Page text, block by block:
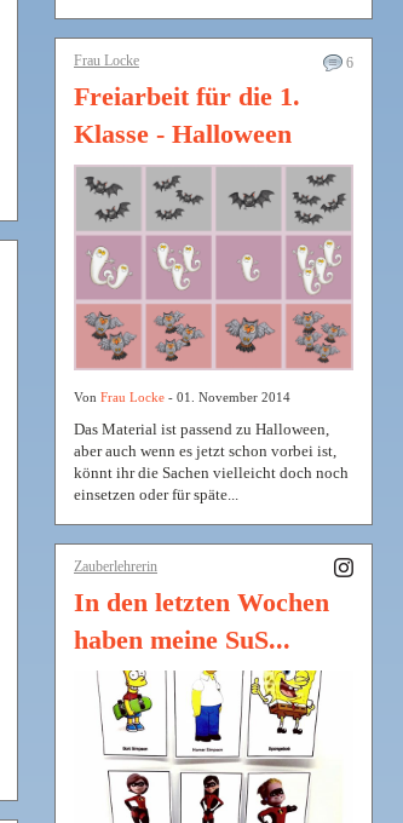
6
Frau Locke
Freiarbeit für die 1.
Klasse - Halloween
Von Frau Locke - 01. November 2014
Das Material ist passend zu Halloween,
aber auch wenn es jetzt schon vorbei ist,
könnt ihr die Sachen vielleicht doch noch
einsetzen oder für späte...
Zauberlehrerin
In den letzten Wochen
haben meine SuS...